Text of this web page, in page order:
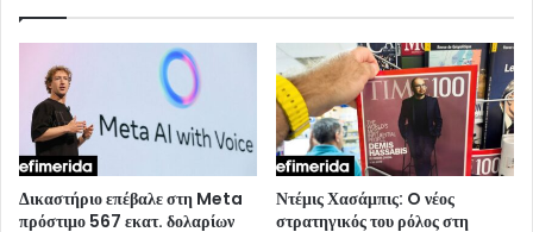
Δικαστήριο επέβαλε στη Meta
πρόστιμο 567 εκατ. δολαρίων
Ντέμις Χασάμπις: O νέος
στρατηγικός του ρόλος στη